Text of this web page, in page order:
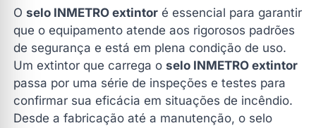
O que é o selo INMETRO extintor?
Vantagens do selo INMETRO extintor
Importância da manutenção do selo INMETRO extintor
Nível 1 – Inspeção Preventiva:
Nível 2 – Manutenção Completa:
O selo INMETRO extintor é essencial para garantir
que o equipamento atende aos rigorosos padrões
de segurança e está em plena condição de uso.
Um extintor que carrega o selo INMETRO extintor
passa por uma série de inspeções e testes para
confirmar sua eficácia em situações de incêndio.
Desde a fabricação até a manutenção, o selo